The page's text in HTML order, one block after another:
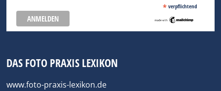
* verpflichtend
DAS FOTO PRAXIS LEXIKON
www.foto-praxis-lexikon.de